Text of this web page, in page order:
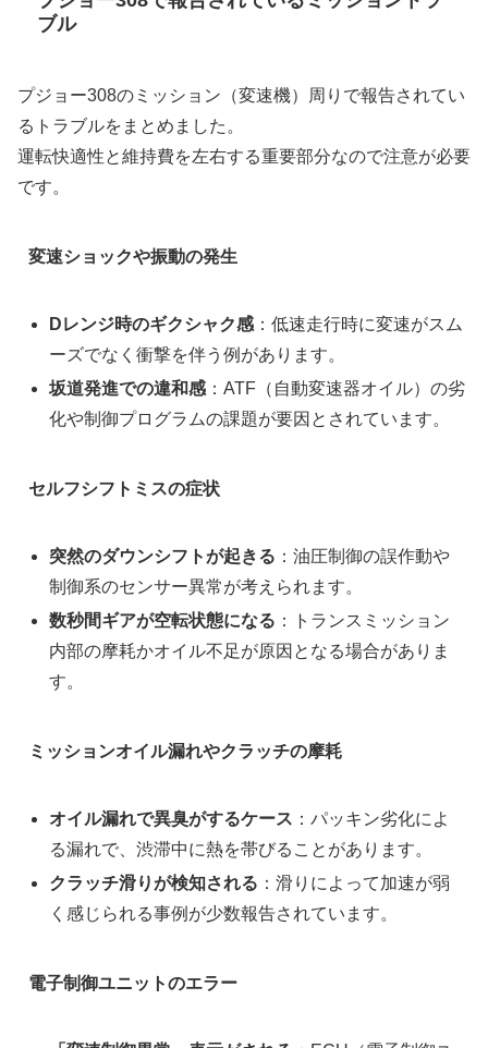
ブル
プジョー308のミッション（変速機）周りで報告されてい
るトラブルをまとめました。
運転快適性と維持費を左右する重要部分なので注意が必要
です。
変速ショックや振動の発生
Dレンジ時のギクシャク感 ：低速走行時に変速がスム
ーズでなく衝撃を伴う例があります。
坂道発進での違和感 ：ATF（自動変速器オイル）の劣
化や制御プログラムの課題が要因とされています。
セルフシフトミスの症状
突然のダウンシフトが起きる ：油圧制御の誤作動や
制御系のセンサー異常が考えられます。
数秒間ギアが空転状態になる ：トランスミッション
内部の摩耗かオイル不足が原因となる場合がありま
す。
ミッションオイル漏れやクラッチの摩耗
オイル漏れで異臭がするケース ：パッキン劣化によ
る漏れで、渋滞中に熱を帯びることがあります。
クラッチ滑りが検知される ：滑りによって加速が弱
く感じられる事例が少数報告されています。
電子制御ユニットのエラー